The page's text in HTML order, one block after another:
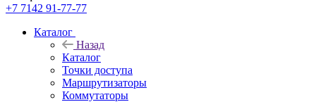
+7 7142 91-77-77
Каталог
Назад
Каталог
Точки доступа
Маршрутизаторы
Коммутаторы